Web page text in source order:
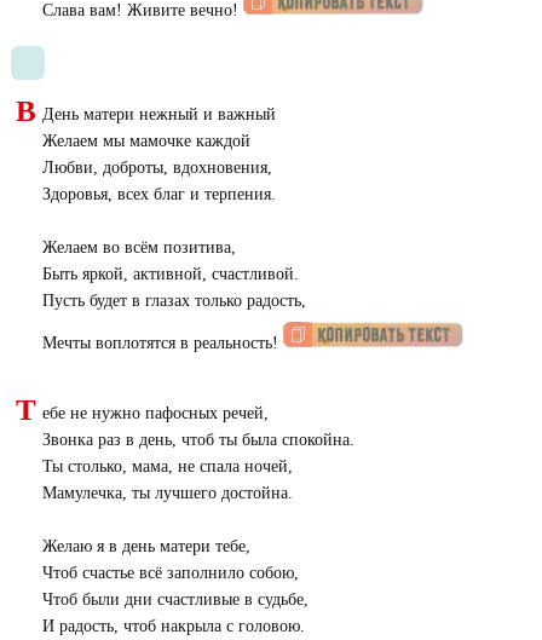
Слава вам! Живите вечно!
В День матери нежный и важный
Желаем мы мамочке каждой
Любви, доброты, вдохновения,
Здоровья, всех благ и терпения.
Желаем во всём позитива,
Быть яркой, активной, счастливой.
Пусть будет в глазах только радость,
Мечты воплотятся в реальность!
Т ебе не нужно пафосных речей,
Звонка раз в день, чтоб ты была спокойна.
Ты столько, мама, не спала ночей,
Мамулечка, ты лучшего достойна.
Желаю я в день матери тебе,
Чтоб счастье всё заполнило собою,
Чтоб были дни счастливые в судьбе,
И радость, чтоб накрыла с головою.